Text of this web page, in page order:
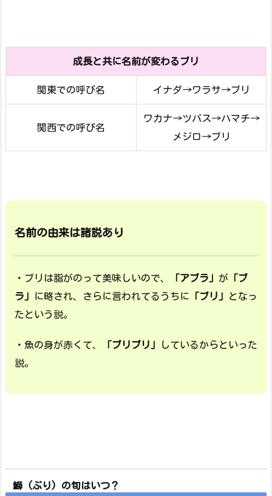
成長と共に名前が変わるブリ
関東での呼び名 イナダ→ワラサ→ブリ
関西での呼び名
ワカナ→ツバス→ハマチ→
メジロ→ブリ
名前の由来は諸説あり
・ブリは脂がのって美味しいので、 「アブラ」 が 「ブ
ラ」
に略され、さらに言われてるうちに 「ブリ」
となっ
たという説。
・魚の身が赤くて、 「ブリブリ」
しているからといった
説。
鰤 (ぶり) の旬はいつ？